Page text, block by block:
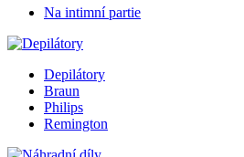
Na intimní partie
Depilátory
Braun
Philips
Remington